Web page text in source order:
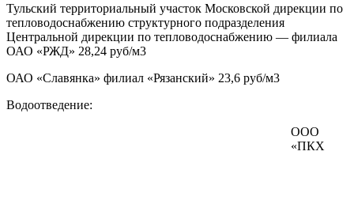
Тульский территориальный участок Московской дирекции по
тепловодоснабжению структурного подразделения
Центральной дирекции по тепловодоснабжению — филиала
ОАО «РЖД» 28,24 руб/м3
ОАО «Славянка» филиал «Рязанский» 23,6 руб/м3
Водоотведение:
ООО
«ПКХ